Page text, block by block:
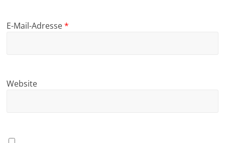
E-Mail-Adresse*
Website